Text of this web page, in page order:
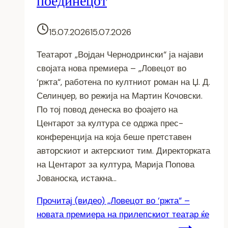
15.07.202615.07.2026
Театарот „Војдан Чернодрински“ ја најави
својата нова премиера – „Ловецот во
‘ржта“, работена по култниот роман на Џ. Д.
Селинџер, во режија на Мартин Кочовски.
По тој повод денеска во фоајето на
Центарот за култура се одржа прес-
конференција на која беше претставен
авторскиот и актерскиот тим. Директорката
на Центарот за култура, Марија Попова
Јованоска, истакна…
Прочитај (видео) „Ловецот во ‘ржта“ –
новата премиера на прилепскиот театар ќе